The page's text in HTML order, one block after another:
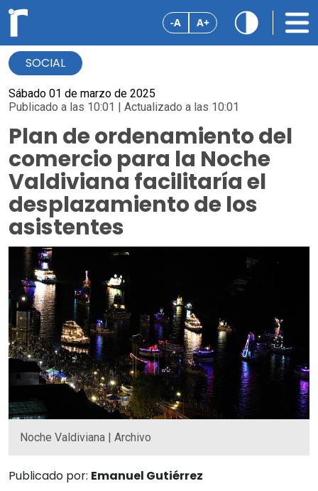
-A A+
SOCIAL
Sábado 01 de marzo de 2025
Publicado a las 10:01 | Actualizado a las 10:01
Plan de ordenamiento del
comercio para la Noche
Valdiviana facilitaría el
desplazamiento de los
asistentes
Noche Valdiviana | Archivo
Publicado por: Emanuel Gutiérrez